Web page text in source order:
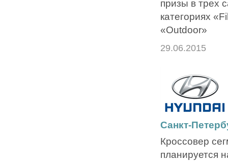
призы в трех
категориях
«Outdoor»
29.06.2015
Санкт-
Кроссовер
планируется